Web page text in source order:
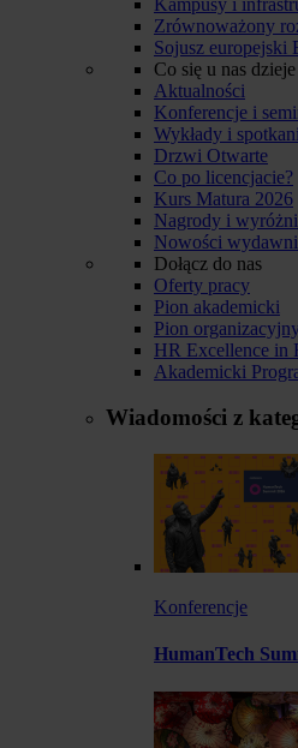
Zrównoważony
Sojusz europejski
Co się u nas dzieje
Aktualności
Konferencje i
Wykłady i
Drzwi Otwarte
Co po licencjacie?
Kurs Matura 2026
Nagrody i
Nowości
Dołącz do nas
Oferty pracy
Pion akademicki
Pion
HR Excellence in
Akademicki
Wiadomości z
Konferencje
HumanTech